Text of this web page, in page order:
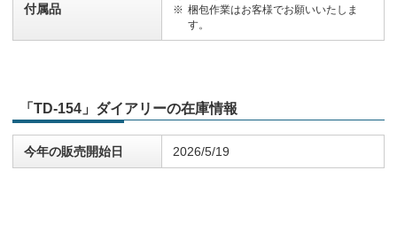
付属品
梱包作業はお客様でお願いいたしま
す。
「TD-154」ダイアリーの在庫情報
今年の販売開始日 2026/5/19